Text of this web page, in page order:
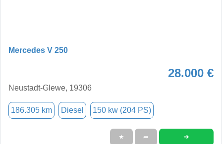
Mercedes V 250
28.000 €
Neustadt-Glewe, 19306
186.305 km Diesel 150 kw (204 PS)
★ ➦ ➜